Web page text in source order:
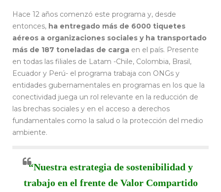
Hace 12 años comenzó este programa y, desde
entonces, ha entregado más de 6000 tiquetes
aéreos a organizaciones sociales y ha transportado
más de 187 toneladas de carga en el país. Presente
en todas las filiales de Latam -Chile, Colombia, Brasil,
Ecuador y Perú- el programa trabaja con ONGs y
entidades gubernamentales en programas en los que la
conectividad juega un rol relevante en la reducción de
las brechas sociales y en el acceso a derechos
fundamentales como la salud o la protección del medio
ambiente.
“Nuestra estrategia de sostenibilidad y
trabajo en el frente de Valor Compartido